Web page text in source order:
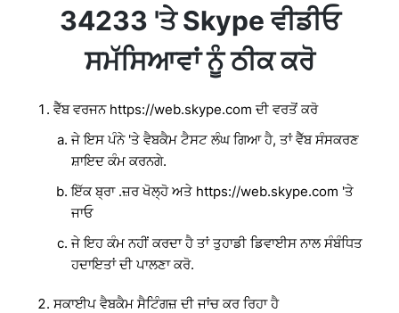
34233 'ਤੇ Skype ਵੀਡੀਓ
ਸਮੱਸਿਆਵਾਂ ਨੂੰ ਠੀਕ ਕਰੋ
ਵੈੱਬ ਵਰਜਨ https://web.skype.com ਦੀ ਵਰਤੋਂ ਕਰੋ
ਜੇ ਇਸ ਪੰਨੇ 'ਤੇ ਵੈਬਕੈਮ ਟੈਸਟ ਲੰਘ ਗਿਆ ਹੈ, ਤਾਂ ਵੈੱਬ ਸੰਸਕਰਣ
ਸ਼ਾਇਦ ਕੰਮ ਕਰਨਗੇ.
ਇੱਕ ਬ੍ਰਾ .ਜ਼ਰ ਖੋਲ੍ਹੋ ਅਤੇ https://web.skype.com 'ਤੇ
ਜਾਓ
ਜੇ ਇਹ ਕੰਮ ਨਹੀਂ ਕਰਦਾ ਹੈ ਤਾਂ ਤੁਹਾਡੀ ਡਿਵਾਈਸ ਨਾਲ ਸੰਬੰਧਿਤ
ਹਦਾਇਤਾਂ ਦੀ ਪਾਲਣਾ ਕਰੋ.
ਸਕਾਈਪ ਵੈਬਕੈਮ ਸੈਟਿੰਗਜ਼ ਦੀ ਜਾਂਚ ਕਰ ਰਿਹਾ ਹੈ